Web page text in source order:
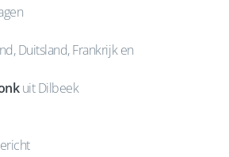
Duitsland, Frankrijk en
uit Dilbeek